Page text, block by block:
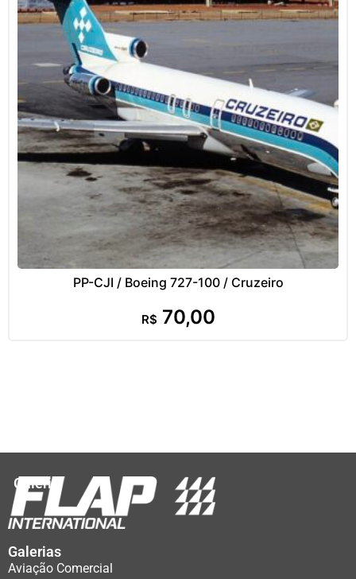
PP-CJI / Boeing 727-100 / Cruzeiro
R$ 70,00
Galeria
Galerias
Aviação Comercial